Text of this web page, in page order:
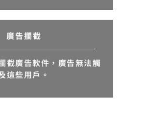
廣告攔截
截廣告軟件，廣告無法觸
這些用戶。